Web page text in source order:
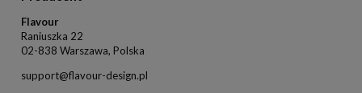
Flavour
Raniuszka 22
02-838 Warszawa, Polska
support@flavour-design.pl